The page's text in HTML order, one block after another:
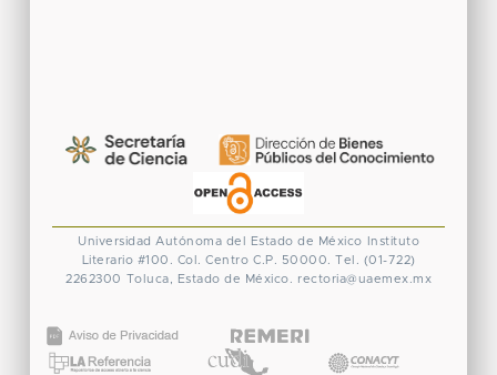
Universidad Autónoma del Estado de México
Instituto
Literario #100. Col. Centro C.P. 50000. Tel. (01-722)
2262300 Toluca, Estado de México. rectoria@uaemex.mx